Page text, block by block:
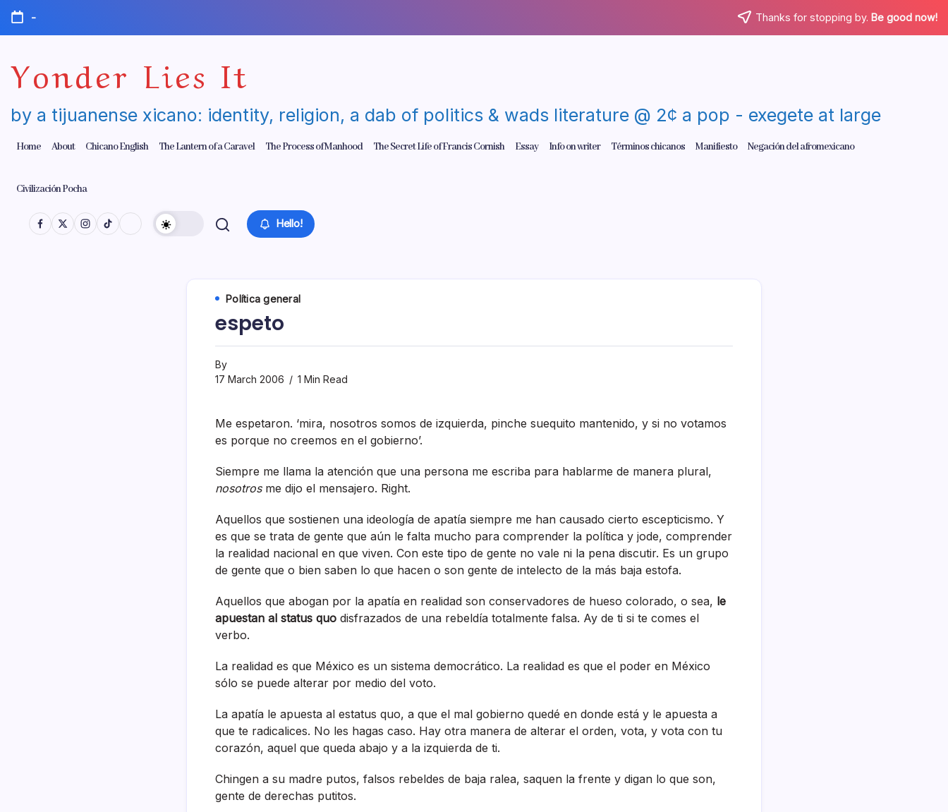
Skip
content
- Thanks for stopping by. Be good now!
Yonder Lies It
by a tijuanense xicano: identity, religion, a dab of politics & wads literature @ 2¢ a pop - exegete at large
Home About Chicano English The Lantern of a Caravel The Process of Manhood The Secret Life of Francis Cornish Essay Info on writer Términos chicanos Manifiesto Negación del afromexicano
Civilización Pocha
Hello!
Polí­tica general
espeto
By
17 March 2006
1 Min Read
Me espetaron. ‘mira, nosotros somos de izquierda, pinche suequito mantenido, y si no votamos
es porque no creemos en el gobierno’.
Siempre me llama la atención que una persona me escriba para hablarme de manera plural,
nosotrosme dijo el mensajero. Right.
Aquellos que sostienen una ideologí­a de apatí­a siempre me han causado cierto escepticismo. Y
es que se trata de gente que aún le falta mucho para comprender la polí­tica y jode, comprender
la realidad nacional en que viven. Con este tipo de gente no vale ni la pena discutir. Es un grupo
de gente que o bien saben lo que hacen o son gente de intelecto de la más baja estofa.
Aquellos que abogan por la apatí­a en realidad son conservadores de hueso colorado, o sea, le
apuestan al status quo disfrazados de una rebeldí­a totalmente falsa. Ay de ti si te comes el
verbo.
La realidad es que México es un sistema democrático. La realidad es que el poder en México
sólo se puede alterar por medio del voto.
La apatí­a le apuesta al estatus quo, a que el mal gobierno quedé en donde está y le apuesta a
que te radicalices. No les hagas caso. Hay otra manera de alterar el orden, vota, y vota con tu
corazón, aquel que queda abajo y a la izquierda de ti.
Chingen a su madre putos, falsos rebeldes de baja ralea, saquen la frente y digan lo que son,
gente de derechas putitos.